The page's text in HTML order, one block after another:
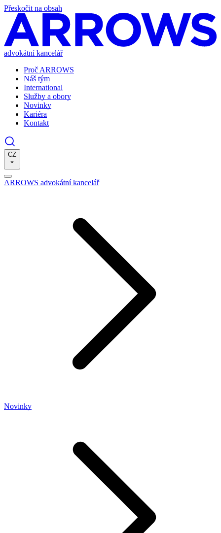
Přeskočit na obsah
advokátní kancelář
Proč ARROWS
Náš tým
International
Služby a obory
Novinky
Kariéra
Kontakt
CZ
ARROWS advokátní kancelář
Novinky